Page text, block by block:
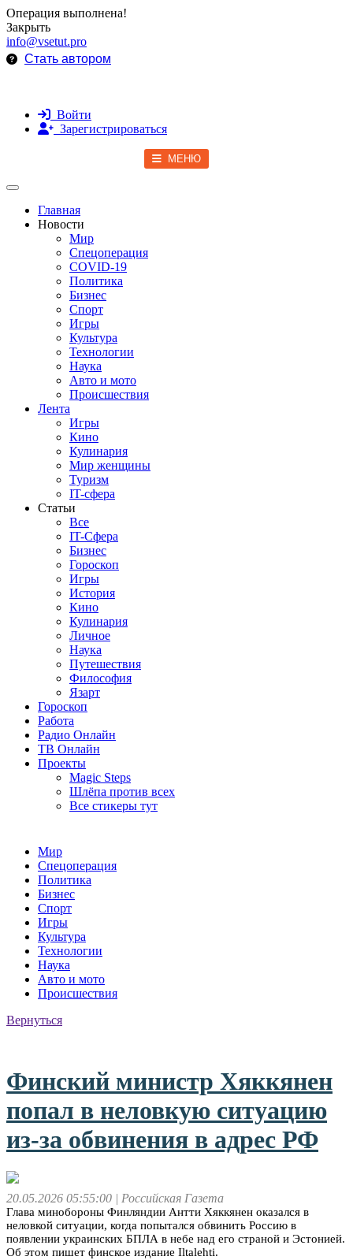
Операция выполнена!
Закрыть
info@vsetut.pro
Стать автором
Войти
Зарегистрироваться
МЕНЮ
Toggle navigation
Главная
Новости
Мир
Спецоперация
COVID-19
Политика
Бизнес
Спорт
Игры
Культура
Технологии
Наука
Авто и мото
Происшествия
Лента
Игры
Кино
Кулинария
Мир женщины
Туризм
IT-сфера
Статьи
Все
IT-Сфера
Бизнес
Гороскоп
Игры
История
Кино
Кулинария
Личное
Наука
Путешествия
Философия
Язарт
Гороскоп
Работа
Радио Онлайн
ТВ Онлайн
Проекты
Magic Steps
Шлёпа против всех
Все стикеры тут
Мир
Спецоперация
Политика
Бизнес
Спорт
Игры
Культура
Технологии
Наука
Авто и мото
Происшествия
Вернуться
Финский министр Хяккянен
попал в неловкую ситуацию
из-за обвинения в адрес РФ
20.05.2026 05:55:00 | Российская Газета
Глава минобороны Финляндии Антти Хяккянен оказался в
неловкой ситуации, когда попытался обвинить Россию в
появлении украинских БПЛА в небе над его страной и Эстонией.
Об этом пишет финское издание Iltalehti.